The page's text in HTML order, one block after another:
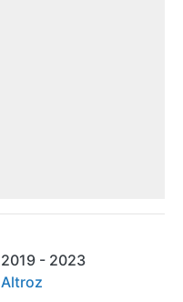
2019 - 2023
Altroz